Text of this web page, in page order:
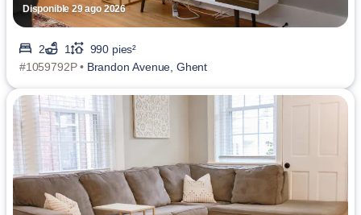
Disponible 29 ago 2026
2 1
990 pies²
#1059792P • Brandon Avenue, Ghent